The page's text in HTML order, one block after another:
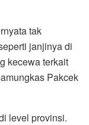
tak
janjinya di
kecewa terkait
Pakcek
level provinsi.